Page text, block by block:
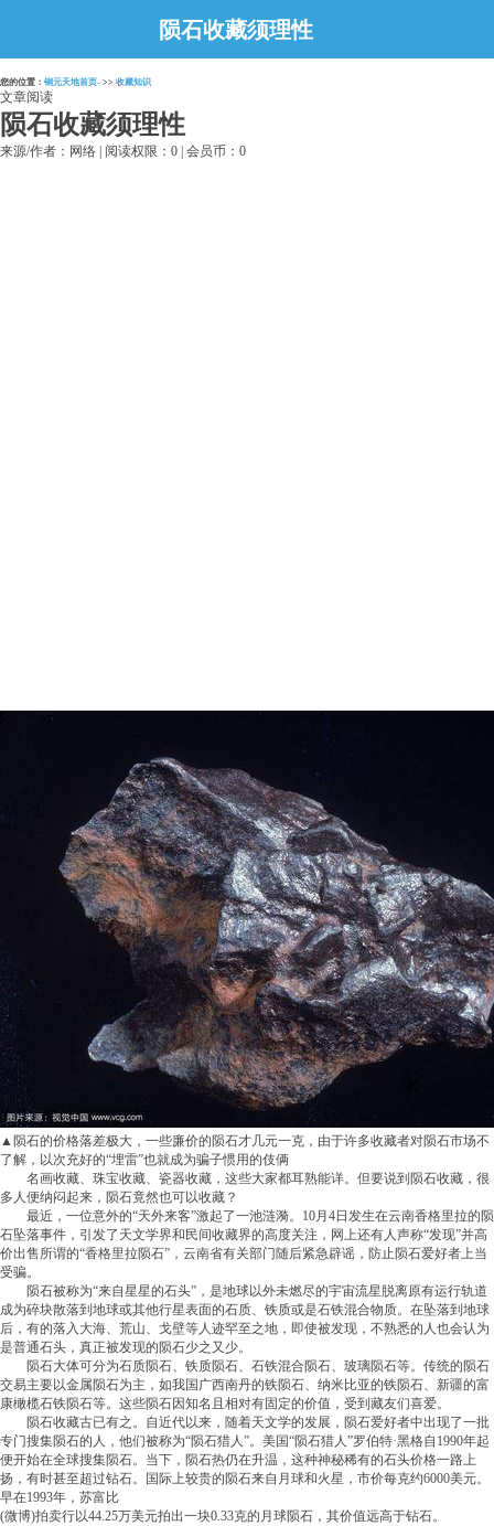
陨石收藏须理性
您的位置： 铜元天地首页- >> 收藏知识
文章阅读
陨石收藏须理性
来源/作者：网络 | 阅读权限：0 | 会员币：0
▲陨石的价格落差极大，一些廉价的陨石才几元一克，由于许多收藏者对陨石市场不
了解，以次充好的“埋雷”也就成为骗子惯用的伎俩
名画收藏、珠宝收藏、瓷器收藏，这些大家都耳熟能详。但要说到陨石收藏，很
多人便纳闷起来，陨石竟然也可以收藏？
最近，一位意外的“天外来客”激起了一池涟漪。10月4日发生在云南香格里拉的陨
石坠落事件，引发了天文学界和民间收藏界的高度关注，网上还有人声称“发现”并高
价出售所谓的“香格里拉陨石”，云南省有关部门随后紧急辟谣，防止陨石爱好者上当
受骗。
陨石被称为“来自星星的石头”，是地球以外未燃尽的宇宙流星脱离原有运行轨道
成为碎块散落到地球或其他行星表面的石质、铁质或是石铁混合物质。在坠落到地球
后，有的落入大海、荒山、戈壁等人迹罕至之地，即使被发现，不熟悉的人也会认为
是普通石头，真正被发现的陨石少之又少。
陨石大体可分为石质陨石、铁质陨石、石铁混合陨石、玻璃陨石等。传统的陨石
交易主要以金属陨石为主，如我国广西南丹的铁陨石、纳米比亚的铁陨石、新疆的富
康橄榄石铁陨石等。这些陨石因知名且相对有固定的价值，受到藏友们喜爱。
陨石收藏古已有之。自近代以来，随着天文学的发展，陨石爱好者中出现了一批
专门搜集陨石的人，他们被称为“陨石猎人”。美国“陨石猎人”罗伯特·黑格自1990年起
便开始在全球搜集陨石。当下，陨石热仍在升温，这种神秘稀有的石头价格一路上
扬，有时甚至超过钻石。国际上较贵的陨石来自月球和火星，市价每克约6000美元。
早在1993年，苏富比
(微博)拍卖行以44.25万美元拍出一块0.33克的月球陨石，其价值远高于钻石。